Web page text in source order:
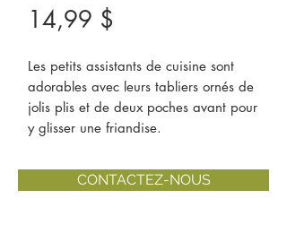
14,99 $
Les petits assistants de cuisine sont
adorables avec leurs tabliers ornés de
jolis plis et de deux poches avant pour
y glisser une friandise.
CONTACTEZ-NOUS